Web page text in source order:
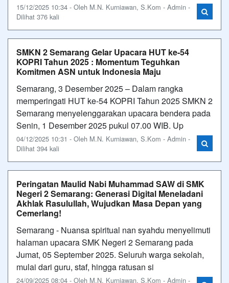
15/12/2025 10:34 - Oleh M.N. Kurniawan, S.Kom - Admin -
Dilihat 376 kali
SMKN 2 Semarang Gelar Upacara HUT ke-54
KOPRI Tahun 2025 : Momentum Teguhkan
Komitmen ASN untuk Indonesia Maju
Semarang, 3 Desember 2025 – Dalam rangka
memperingati HUT ke-54 KOPRI Tahun 2025 SMKN 2
Semarang menyelenggarakan upacara bendera pada
Senin, 1 Desember 2025 pukul 07.00 WIB. Up
04/12/2025 10:31 - Oleh M.N. Kurniawan, S.Kom - Admin -
Dilihat 394 kali
Peringatan Maulid Nabi Muhammad SAW di SMK
Negeri 2 Semarang: Generasi Digital Meneladani
Akhlak Rasulullah, Wujudkan Masa Depan yang
Cemerlang!
Semarang - Nuansa spiritual nan syahdu menyelimuti
halaman upacara SMK Negeri 2 Semarang pada
Jumat, 05 September 2025. Seluruh warga sekolah,
mulai dari guru, staf, hingga ratusan si
24/09/2025 08:04 - Oleh M.N. Kurniawan, S.Kom - Admin -